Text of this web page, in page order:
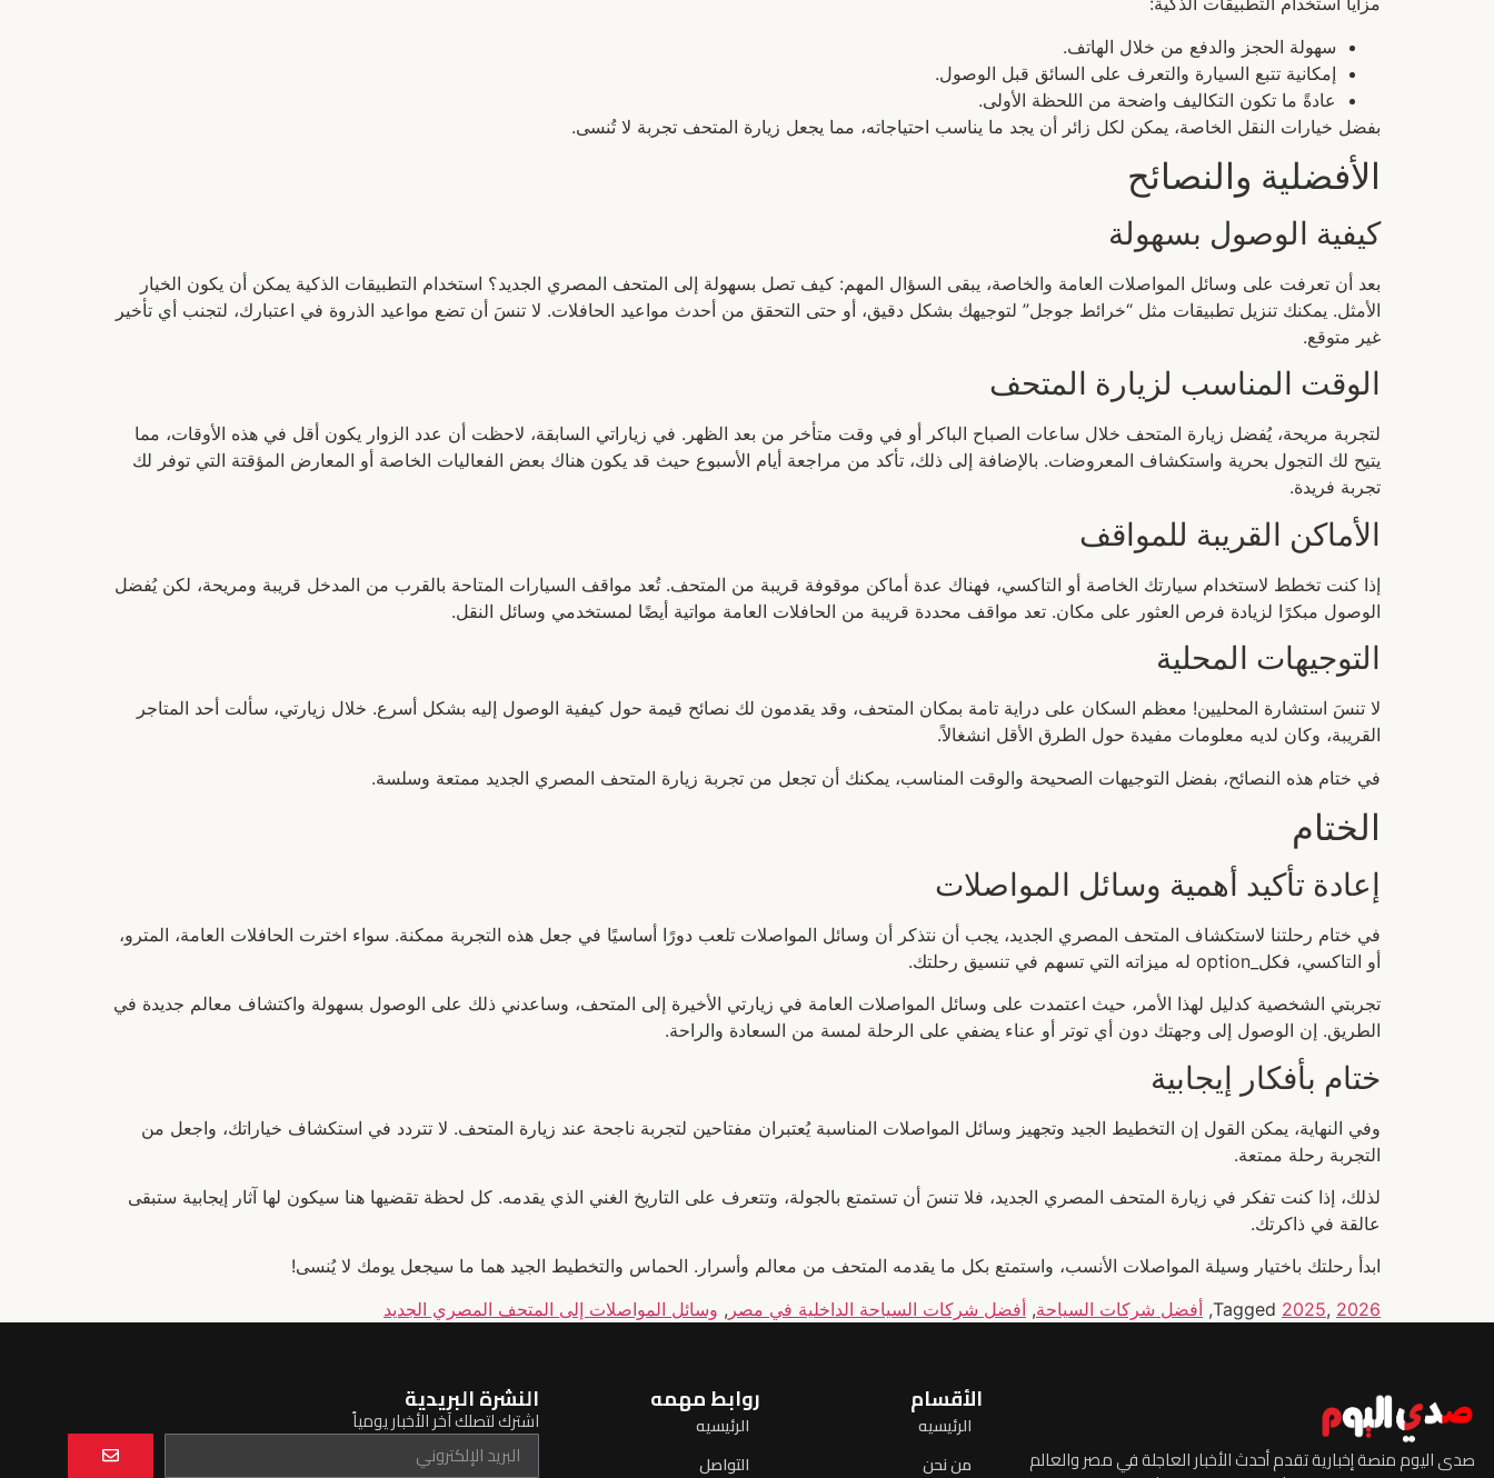
سهولة الحجز والدفع من خلال الهاتف.
إمكانية تتبع السيارة والتعرف على السائق قبل الوصول.
عادةً ما تكون التكاليف واضحة من اللحظة الأولى.
بفضل خيارات النقل الخاصة، يمكن لكل زائر أن يجد ما يناسب احتياجاته، مما يجعل زيارة المتحف تجربة لا تُنسى.
الأفضلية والنصائح
كيفية الوصول بسهولة
بعد أن تعرفت على وسائل المواصلات العامة والخاصة، يبقى السؤال المهم: كيف تصل بسهولة إلى المتحف المصري الجديد؟ استخدام التطبيقات الذكية يمكن أن يكون الخيار
الأمثل. يمكنك تنزيل تطبيقات مثل “خرائط جوجل” لتوجيهك بشكل دقيق، أو حتى التحقق من أحدث مواعيد الحافلات. لا تنسَ أن تضع مواعيد الذروة في اعتبارك، لتجنب أي تأخير
غير متوقع.
الوقت المناسب لزيارة المتحف
لتجربة مريحة، يُفضل زيارة المتحف خلال ساعات الصباح الباكر أو في وقت متأخر من بعد الظهر. في زياراتي السابقة، لاحظت أن عدد الزوار يكون أقل في هذه الأوقات، مما
يتيح لك التجول بحرية واستكشاف المعروضات. بالإضافة إلى ذلك، تأكد من مراجعة أيام الأسبوع حيث قد يكون هناك بعض الفعاليات الخاصة أو المعارض المؤقتة التي توفر لك
تجربة فريدة.
الأماكن القريبة للمواقف
إذا كنت تخطط لاستخدام سيارتك الخاصة أو التاكسي، فهناك عدة أماكن موقوفة قريبة من المتحف. تُعد مواقف السيارات المتاحة بالقرب من المدخل قريبة ومريحة، لكن يُفضل
الوصول مبكرًا لزيادة فرص العثور على مكان. تعد مواقف محددة قريبة من الحافلات العامة مواتية أيضًا لمستخدمي وسائل النقل.
التوجيهات المحلية
لا تنسَ استشارة المحليين! معظم السكان على دراية تامة بمكان المتحف، وقد يقدمون لك نصائح قيمة حول كيفية الوصول إليه بشكل أسرع. خلال زيارتي، سألت أحد المتاجر
القريبة، وكان لديه معلومات مفيدة حول الطرق الأقل انشغالاً.
في ختام هذه النصائح، بفضل التوجيهات الصحيحة والوقت المناسب، يمكنك أن تجعل من تجربة زيارة المتحف المصري الجديد ممتعة وسلسة.
الختام
إعادة تأكيد أهمية وسائل المواصلات
في ختام رحلتنا لاستكشاف المتحف المصري الجديد، يجب أن نتذكر أن وسائل المواصلات تلعب دورًا أساسيًا في جعل هذه التجربة ممكنة. سواء اخترت الحافلات العامة، المترو،
أو التاكسي، فكل_option له ميزاته التي تسهم في تنسيق رحلتك.
تجربتي الشخصية كدليل لهذا الأمر، حيث اعتمدت على وسائل المواصلات العامة في زيارتي الأخيرة إلى المتحف، وساعدني ذلك على الوصول بسهولة واكتشاف معالم جديدة في
الطريق. إن الوصول إلى وجهتك دون أي توتر أو عناء يضفي على الرحلة لمسة من السعادة والراحة.
ختام بأفكار إيجابية
وفي النهاية، يمكن القول إن التخطيط الجيد وتجهيز وسائل المواصلات المناسبة يُعتبران مفتاحين لتجربة ناجحة عند زيارة المتحف. لا تتردد في استكشاف خياراتك، واجعل من
التجربة رحلة ممتعة.
لذلك، إذا كنت تفكر في زيارة المتحف المصري الجديد، فلا تنسَ أن تستمتع بالجولة، وتتعرف على التاريخ الغني الذي يقدمه. كل لحظة تقضيها هنا سيكون لها آثار إيجابية ستبقى
عالقة في ذاكرتك.
ابدأ رحلتك باختيار وسيلة المواصلات الأنسب، واستمتع بكل ما يقدمه المتحف من معالم وأسرار. الحماس والتخطيط الجيد هما ما سيجعل يومك لا يُنسى!
Tagged 2025, 2026
, أفضل شركات السياحة, أفضل شركات السياحة الداخلية في مصر , وسائل المواصلات إلى المتحف المصري الجديد
صدى اليوم منصة إخبارية تقدم أحدث الأخبار العاجلة في مصر والعالم
الأقسام
الرئيسيه
من نحن
روابط مهمه
الرئيسيه
التواصل
النشرة البريدية
اشترك لتصلك آخر الأخبار يومياً